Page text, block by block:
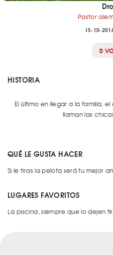
Pastor
15-10-
0
HISTORIA
El último en llegar a la familia,
llaman las
QUÉ LE GUSTA HACER
Si le tiras la pelota será tu mejor
LUGARES FAVORITOS
La piscina, siempre que lo dejen